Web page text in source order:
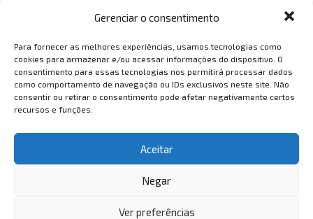
Gerenciar o consentimento
Para fornecer as melhores experiências, usamos tecnologias como
cookies para armazenar e/ou acessar informações do dispositivo. O
consentimento para essas tecnologias nos permitirá processar dados
como comportamento de navegação ou IDs exclusivos neste site. Não
consentir ou retirar o consentimento pode afetar negativamente certos
recursos e funções.
Aceitar
Negar
Ver preferências
Para aqueles que desejarem doar itens de grande volume
ou em grande quantidade e não puderem comparecer no
recolhimento das doações por meio do site app.org.br ou
pelo WhatsApp (85) 4008-4109. Após o evento, a